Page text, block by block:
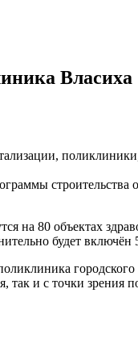
Власиха
80 объектах
будет включён
и с точки зрения